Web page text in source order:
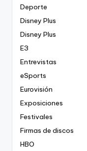
Deporte
Disney Plus
Disney Plus
E3
Entrevistas
eSports
Eurovisión
Exposiciones
Festivales
Firmas de discos
HBO